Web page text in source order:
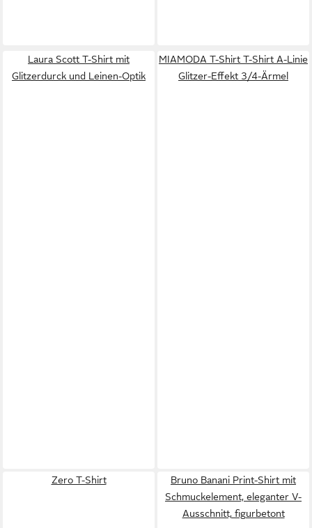
Laura Scott T-Shirt mit
Glitzerdurck und Leinen-Optik
MIAMODA T-Shirt T-Shirt A-Linie
Glitzer-Effekt 3/4-Ärmel
Zero T-Shirt
Bruno Banani Print-Shirt mit
Schmuckelement, eleganter V-
Ausschnitt, figurbetont